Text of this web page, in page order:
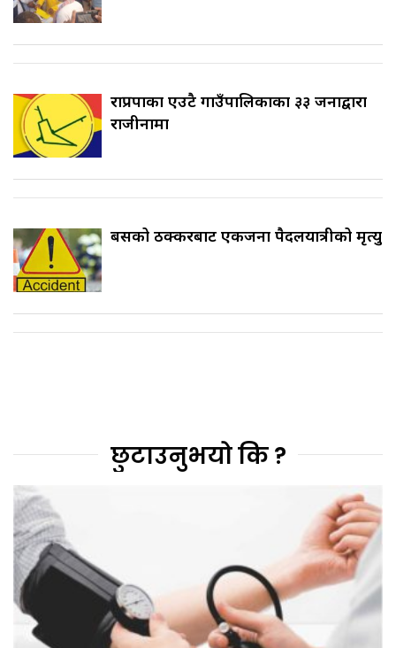
राप्रपाका एउटै गाउँपालिकाका ३३ जनाद्वारा
राजीनामा
बसको ठक्करबाट एकजना पैदलयात्रीको मृत्यु
छुटाउनुभयो कि ?